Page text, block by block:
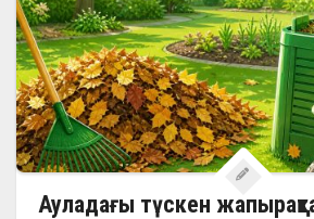
Ауладағы түскен